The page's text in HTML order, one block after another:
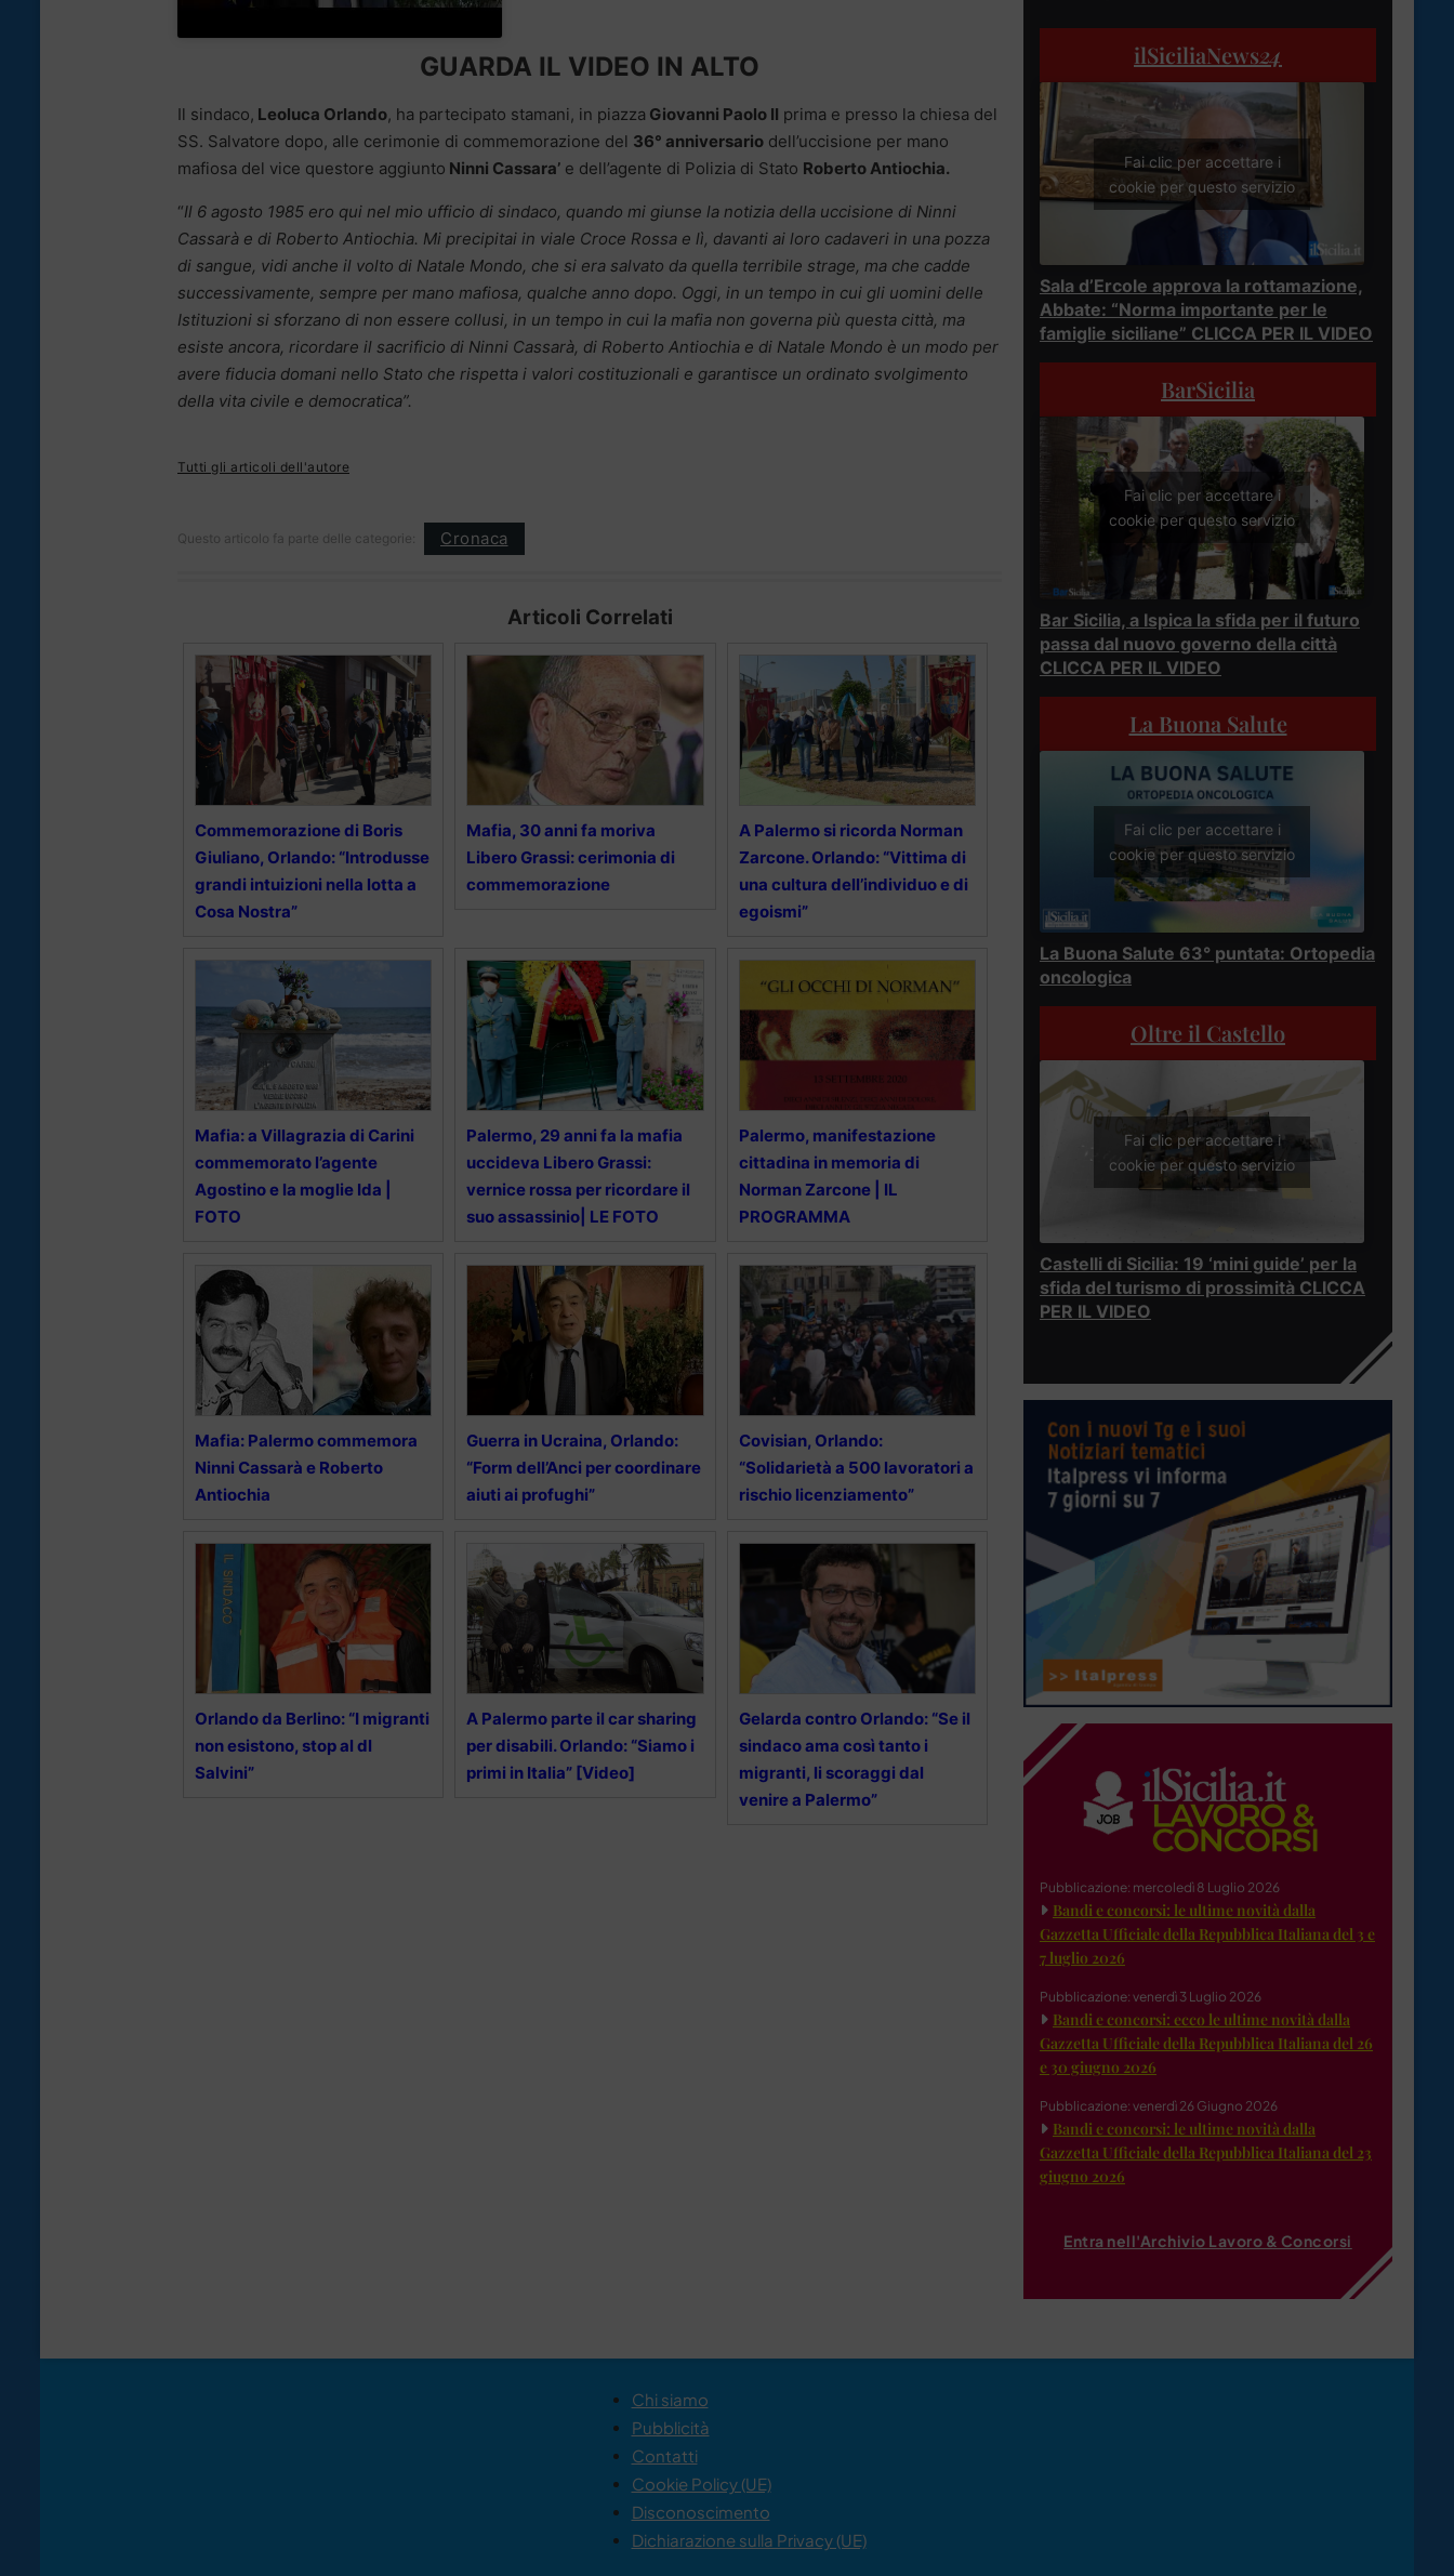
GUARDA IL VIDEO IN ALTO
Il sindaco, Leoluca Orlando, ha partecipato stamani, in piazza Giovanni Paolo II prima e presso la chiesa del
SS. Salvatore dopo, alle cerimonie di commemorazione del 36° anniversario dell’uccisione per mano
mafiosa del vice questore aggiunto Ninni Cassara’ e dell’agente di Polizia di Stato Roberto Antiochia.
“Il 6 agosto 1985 ero qui nel mio ufficio di sindaco, quando mi giunse la notizia della uccisione di Ninni
Cassarà e di Roberto Antiochia. Mi precipitai in viale Croce Rossa e lì, davanti ai loro cadaveri in una pozza
di sangue, vidi anche il volto di Natale Mondo, che si era salvato da quella terribile strage, ma che cadde
successivamente, sempre per mano mafiosa, qualche anno dopo. Oggi, in un tempo in cui gli uomini delle
Istituzioni si sforzano di non essere collusi, in un tempo in cui la mafia non governa più questa città, ma
esiste ancora, ricordare il sacrificio di Ninni Cassarà, di Roberto Antiochia e di Natale Mondo è un modo per
avere fiducia domani nello Stato che rispetta i valori costituzionali e garantisce un ordinato svolgimento
della vita civile e democratica”.
Tutti gli articoli dell'autore
Questo articolo fa parte delle categorie: Cronaca
Articoli Correlati
Commemorazione di Boris
Giuliano, Orlando: “Introdusse
grandi intuizioni nella lotta a
Cosa Nostra”
Mafia, 30 anni fa moriva
Libero Grassi: cerimonia di
commemorazione
A Palermo si ricorda Norman
Zarcone. Orlando: “Vittima di
una cultura dell’individuo e di
egoismi”
Mafia: a Villagrazia di Carini
commemorato l’agente
Agostino e la moglie Ida |
FOTO
Palermo, 29 anni fa la mafia
uccideva Libero Grassi:
vernice rossa per ricordare il
suo assassinio| LE FOTO
Palermo, manifestazione
cittadina in memoria di
Norman Zarcone | IL
PROGRAMMA
Mafia: Palermo commemora
Ninni Cassarà e Roberto
Antiochia
Guerra in Ucraina, Orlando:
“Form dell’Anci per coordinare
aiuti ai profughi”
Covisian, Orlando:
“Solidarietà a 500 lavoratori a
rischio licenziamento”
Orlando da Berlino: “I migranti
non esistono, stop al dl
Salvini”
A Palermo parte il car sharing
per disabili. Orlando: “Siamo i
primi in Italia” [Video]
Gelarda contro Orlando: “Se il
sindaco ama così tanto i
migranti, li scoraggi dal
venire a Palermo”
ilSiciliaNews24
Fai clic per accettare i
cookie per questo servizio
Sala d’Ercole approva la rottamazione,
Abbate: “Norma importante per le
famiglie siciliane” CLICCA PER IL VIDEO
BarSicilia
Fai clic per accettare i
cookie per questo servizio
Bar Sicilia, a Ispica la sfida per il futuro
passa dal nuovo governo della città
CLICCA PER IL VIDEO
La Buona Salute
Fai clic per accettare i
cookie per questo servizio
La Buona Salute 63° puntata: Ortopedia
oncologica
Oltre il Castello
Fai clic per accettare i
cookie per questo servizio
Castelli di Sicilia: 19 ‘mini guide’ per la
sfida del turismo di prossimità CLICCA
PER IL VIDEO
Pubblicazione: mercoledì 8 Luglio 2026
Bandi e concorsi: le ultime novità dalla
Gazzetta Ufficiale della Repubblica Italiana del 3 e
7 luglio 2026
Pubblicazione: venerdì 3 Luglio 2026
Bandi e concorsi: ecco le ultime novità dalla
Gazzetta Ufficiale della Repubblica Italiana del 26
e 30 giugno 2026
Pubblicazione: venerdì 26 Giugno 2026
Bandi e concorsi: le ultime novità dalla
Gazzetta Ufficiale della Repubblica Italiana del 23
giugno 2026
Entra nell'Archivio Lavoro & Concorsi
Chi siamo
Pubblicità
Contatti
Cookie Policy (UE)
Disconoscimento
Dichiarazione sulla Privacy (UE)